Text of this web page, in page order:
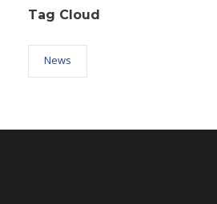
Tag Cloud
News